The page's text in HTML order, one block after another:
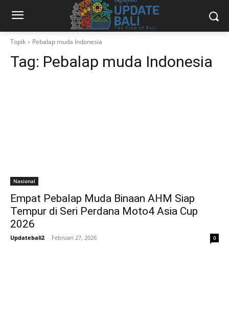
Topik Pebalap muda Indonesia
Tag: Pebalap muda Indonesia
Nasional
Empat Pebalap Muda Binaan AHM Siap
Tempur di Seri Perdana Moto4 Asia Cup
2026
Updatebali2 - Februari 27, 2026 0